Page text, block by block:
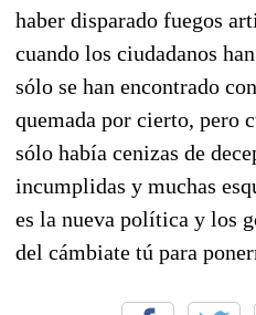
haber disparado fuegos
cuando los ciudadanos
sólo se han encontrado
quemada por cierto, pero
sólo había cenizas de
incumplidas y muchas
es la nueva política y los
del cámbiate tú para